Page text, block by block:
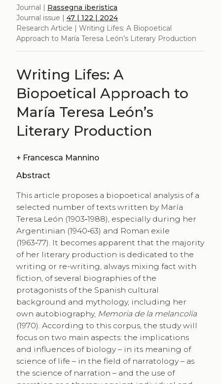
Journal | Rassegna iberistica
Journal issue | 47 | 122 | 2024
Research Article | Writing Lifes: A Biopoetical
Approach to María Teresa León’s Literary Production
Writing Lifes: A
Biopoetical Approach to
María Teresa León’s
Literary Production
+ Francesca Mannino
Abstract
This article proposes a biopoetical analysis of a
selected number of texts written by María
Teresa León (1903‑1988), especially during her
Argentinian (1940‑63) and Roman exile
(1963‑77). It becomes apparent that the majority
of her literary production is dedicated to the
writing or re-writing, always mixing fact with
fiction, of several biographies of the
protagonists of the Spanish cultural
background and mythology, including her
own autobiography, Memoria de la melancolía
(1970). According to this corpus, the study will
focus on two main aspects: the implications
and influences of biology – in its meaning of
science of life – in the field of narratology – as
the science of narration – and the use of